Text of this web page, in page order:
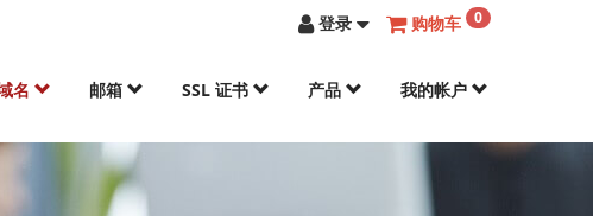
登录 购物车 0
名 邮箱 SSL 证书 产品 我的帐户